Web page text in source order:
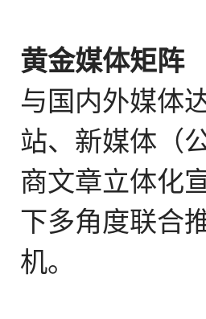
黄金媒体矩阵
与国内外媒体
站、新媒体（
商文章立体化
下多角度联合
机。